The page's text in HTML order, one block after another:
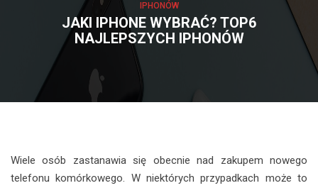
IPHONÓW
JAKI IPHONE WYBRAĆ? TOP6
NAJLEPSZYCH IPHONÓW
Wiele osób zastanawia się obecnie nad zakupem nowego
telefonu komórkowego. W niektórych przypadkach może to